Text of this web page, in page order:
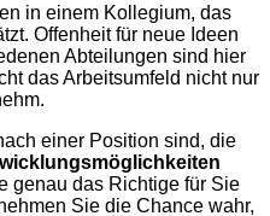
in einem Kollegium, das
Offenheit für neue Ideen
Abteilungen sind hier
das Arbeitsumfeld nicht nur
einer Position sind, die
genau das Richtige für Sie
Sie die Chance wahr,